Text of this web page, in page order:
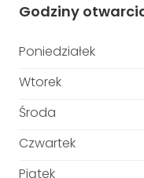
Godziny
Poniedziałek
Wtorek
Środa
Czwartek
Piątek